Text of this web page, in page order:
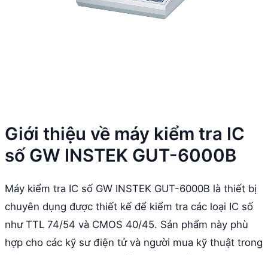
Giới thiệu về máy kiểm tra IC
số GW INSTEK GUT-6000B
Máy kiểm tra IC số GW INSTEK GUT-6000B là thiết bị
chuyên dụng được thiết kế để kiểm tra các loại IC số
như TTL 74/54 và CMOS 40/45. Sản phẩm này phù
hợp cho các kỹ sư điện tử và người mua kỹ thuật trong